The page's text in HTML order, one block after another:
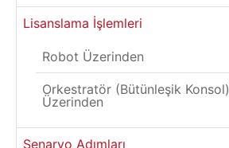
Lisanslama İşlemleri
Robot Üzerinden
Orkestratör (Bütünleşik Konsol)
Üzerinden
Senaryo Adımları